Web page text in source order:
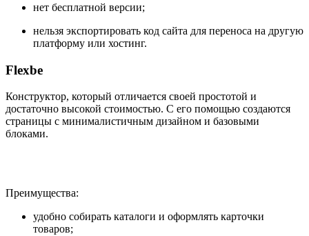
нет бесплатной версии;
нельзя экспортировать код сайта для переноса на другую
платформу или хостинг.
Flexbe
Конструктор, который отличается своей простотой и
достаточно высокой стоимостью. С его помощью создаются
страницы с минималистичным дизайном и базовыми
блоками.
Преимущества:
удобно собирать каталоги и оформлять карточки
товаров;